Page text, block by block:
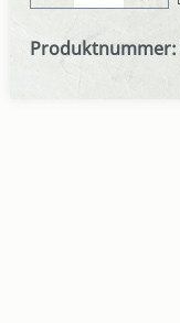
Produktnummer: